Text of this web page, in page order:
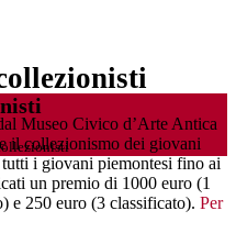
Museo Civico d’Arte Antica
il collezionismo dei giovani
i giovani piemontesi fino ai
un premio di 1000 euro (1
e 250 euro (3 classificato). Per